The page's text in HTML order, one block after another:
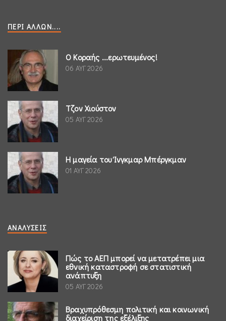
ΠΕΡΊ ΆΛΛΩΝ....
Ο Κοραής ...ερωτευμένος!
06 ΑΥΓ 2026
Τζον Χιούστον
05 ΑΥΓ 2026
Η μαγεία του Ίνγκμαρ Μπέργκμαν
01 ΑΥΓ 2026
ΑΝΑΛΎΣΕΙΣ
Πώς το ΑΕΠ μπορεί να μετατρέπει μια
εθνική καταστροφή σε στατιστική
ανάπτυξη
05 ΑΥΓ 2026
Βραχυπρόθεσμη πολιτική και κοινωνική
διαχείριση της εξέλιξης